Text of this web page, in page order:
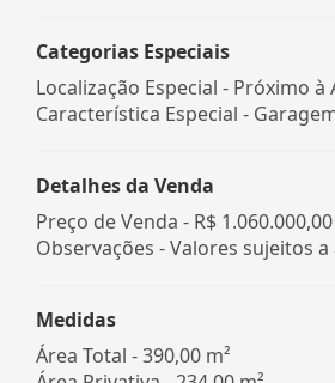
Categorias Especiais
Localização Especial - Próximo à
Característica Especial -
Detalhes da Venda
Preço de Venda - R$ 1.060.000,00
Observações - Valores sujeitos
Medidas
Área Total - 390,00 m²